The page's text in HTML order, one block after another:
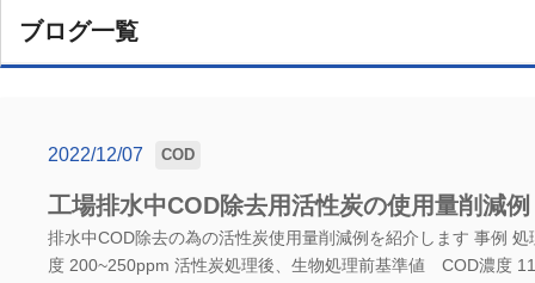
ブログ一覧
2022/12/07 COD
工場排水中COD除去用活性炭の使用量削減例
排水中COD除去の為の活性炭使用量削減例を紹介します 事
度 200~250ppm 活性炭処理後、生物処理前基準値 COD濃度